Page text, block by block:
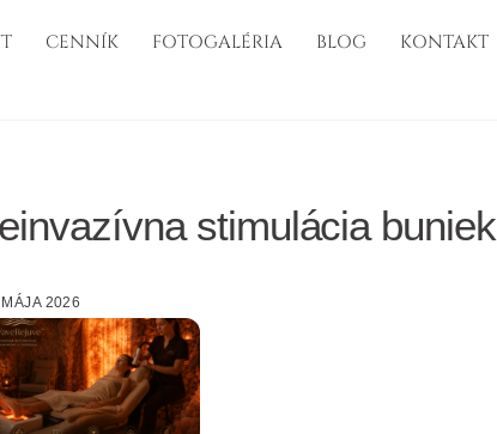
CENNÍK FOTOGALÉRIA BLOG KONTAKT
stimulácia buniek
2026